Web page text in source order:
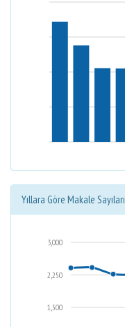
Yıllara Göre Makale Sayıları
1,500
2,250
3,000